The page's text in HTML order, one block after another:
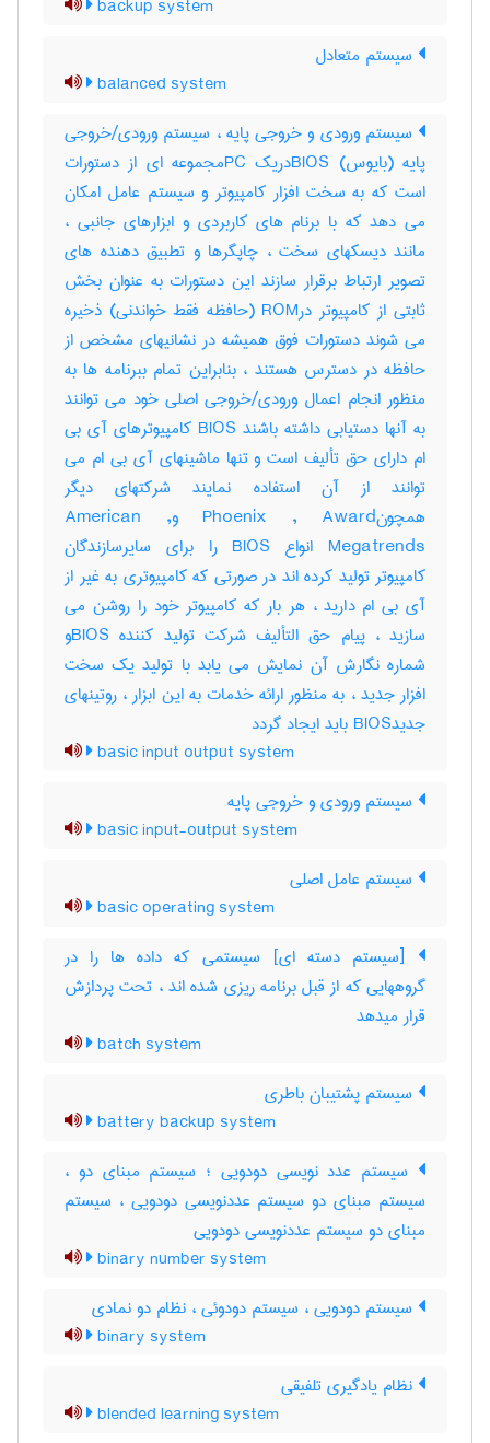
backup system
سیستم متعادل
balanced system
سیستم ورودی و خروجی پایه ، سیستم ورودی/خروجی
پایه (بایوس) BIOSدریک PCمجموعه ای از دستورات
است که به سخت افزار کامپیوتر و سیستم عامل امکان
می دهد که با برنام های کاربردی و ابزارهای جانبی ،
مانند دیسکهای سخت ، چاپگرها و تطبیق دهنده های
تصویر ارتباط برقرار سازند این دستورات به عنوان بخش
ثابتی از کامپیوتر درROM (حافظه فقط خواندنی) ذخیره
می شوند دستورات فوق همیشه در نشانیهای مشخص از
حافظه در دسترس هستند ، بنابراین تمام ببرنامه ها به
منظور انجام اعمال ورودی/خروجی اصلی خود می توانند
به آنها دستیابی داشته باشند BIOS کامپیوترهای آی بی
ام دارای حق تألیف است و تنها ماشینهای آی بی ام می
توانند از آن استفاده نمایند شرکتهای دیگر
همچونPhoenix , Award وAmerican ,
Megatrends انواع BIOS را برای سایرسازندگان
کامپیوتر تولید کرده اند در صورتی که کامپیوتری به غیر از
آی بی ام دارید ، هر بار که کامپیوتر خود را روشن می
سازید ، پیام حق التألیف شرکت تولید کننده BIOSو
شماره نگارش آن نمایش می یابد با تولید یک سخت
افزار جدید ، به منظور ارائه خدمات به این ابزار ، روتینهای
جدیدBIOS باید ایجاد گردد
basic input output system
سیستم ورودی و خروجی پایه
basic input-output system
سیستم عامل اصلی
basic operating system
[سیستم دسته ای] سیستمی که داده ها را در
گروههایی که از قبل برنامه ریزی شده اند ، تحت پردازش
قرار میدهد
batch system
سیستم پشتیبان باطری
battery backup system
سیستم عدد نویسی دودویی ؛ سیستم مبنای دو ،
سیستم مبنای دو سیستم عددنویسی دودویی ، سیستم
مبنای دو سیستم عددنویسی دودویی
binary number system
سیستم دودویی ، سیستم دودوئی ، نظام دو نمادی
binary system
نظام یادگیری تلفیقی
blended learning system